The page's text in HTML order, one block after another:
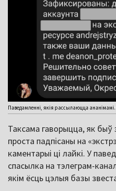
Паведамленні, якія рассылаюцца
Таксама гаворыцца, як быў
проста падпісаны на
каментарыі ці лайкі. У
спасылка на тэлеграм-
якім ёсць цэлыя базы